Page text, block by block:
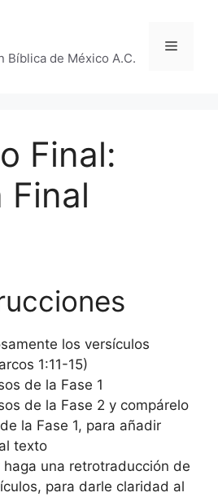
Bíblica de México A.C.
Menu
Final:
Final
los versículos
1:11-15)
de la Fase 1
de la Fase 2 y compárelo
la Fase 1, para añadir
texto
haga una retrotraducción de
para darle claridad al